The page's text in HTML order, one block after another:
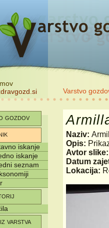
Varstvo
gozdov
iskanje
iskanje
seznam
varstva
Naziv:
Opis:
Avtor slike:
Datum
Lokacija: